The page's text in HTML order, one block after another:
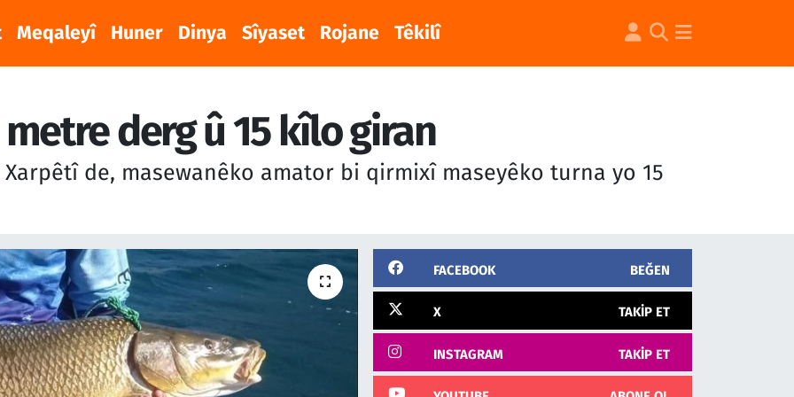
Meqaleyî Huner Dinya Sîyaset Rojane Têkilî
derg û 15 kîlo giran
Xarpêtî de, masewanêko amator bi qirmixî maseyêko turna yo 15
FACEBOOK BEĞEN
X TAKIP ET
INSTAGRAM TAKIP ET